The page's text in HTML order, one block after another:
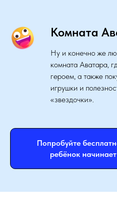
Комната
Ну и конечно же
комната Аватара,
героем, а также
игрушки и
«звездочки».
Попробуйте
ребёнок